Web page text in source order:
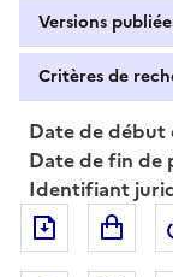
Versions
Critères de
Date de début
Date de fin de
Identifiant
Exporter